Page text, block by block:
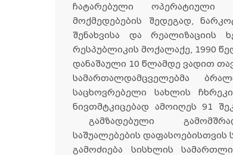
ჩატარებული ოპერატიული
მოქმედებების შედეგად,
შენახვისა და რეალიზაციის
რესპუბლიკის მოქალაქე, 1990
დანაშაული 10 წლამდე ვადით
სამართალდამცველებმა
საცხოვრებელი სახლის
ნივთმტკიცებად ამოიღეს 91
გამზადებული
საშუალებების დაფასოებისთვის
გამოძიება სისხლის